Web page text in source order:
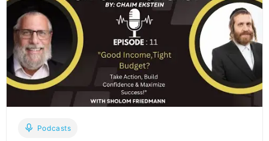
בודזשעטינג,
צווישן
און
ווייב,
וויאזוי
עס
Podcasts